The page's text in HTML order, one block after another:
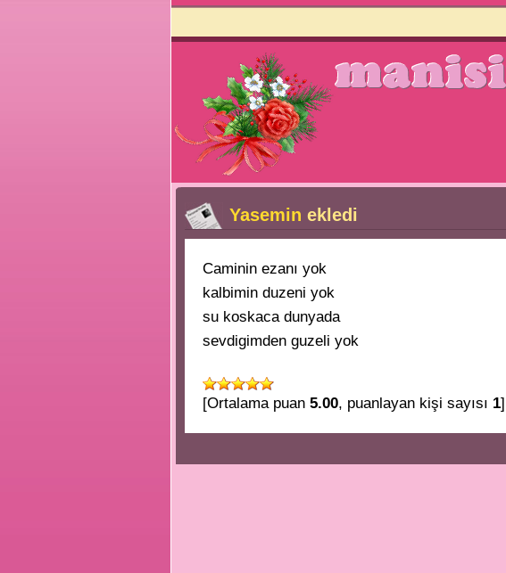
Yasemin ekledi
Caminin ezanı yok
kalbimin duzeni yok
su koskaca dunyada
sevdigimden guzeli yok
[Ortalama puan 5.00, puanlayan kişi sayısı 1]